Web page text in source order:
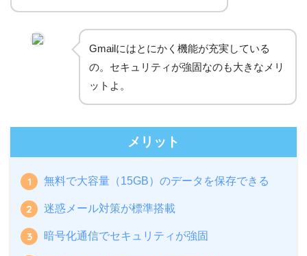
Gmailにはとにかく機能が充実している
の。セキュリティが強固なのも大きなメリ
ットよ。
メリット
無料で大容量（15GB）のデータを保存できる
迷惑メール対策が標準搭載
暗号化通信でセキュリティが強固